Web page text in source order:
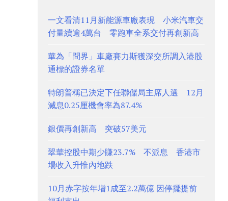
一文看清11月新能源車廠表現 小米汽車交
付量續逾4萬台 零跑車全系交付再創新高
華為「問界」車廠賽力斯獲深交所調入港股
通標的證券名單
特朗普稱已決定下任聯儲局主席人選 12月
減息0.25厘機會率為87.4%
銀價再創新高 突破57美元
翠華控股中期少賺23.7% 不派息 香港市
場收入升惟內地跌
10月赤字按年增1成至2.2萬億 因停擺提前